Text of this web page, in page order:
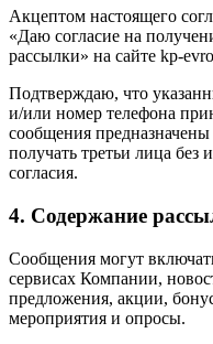
Акцептом настоящего
«Даю согласие на
рассылки» на сайте kp-
Подтверждаю, что
и/или номер телефона
сообщения предназначены
получать третьи лица без
согласия.
4. Содержание
Сообщения могут
сервисах Компании,
предложения, акции,
мероприятия и опросы.